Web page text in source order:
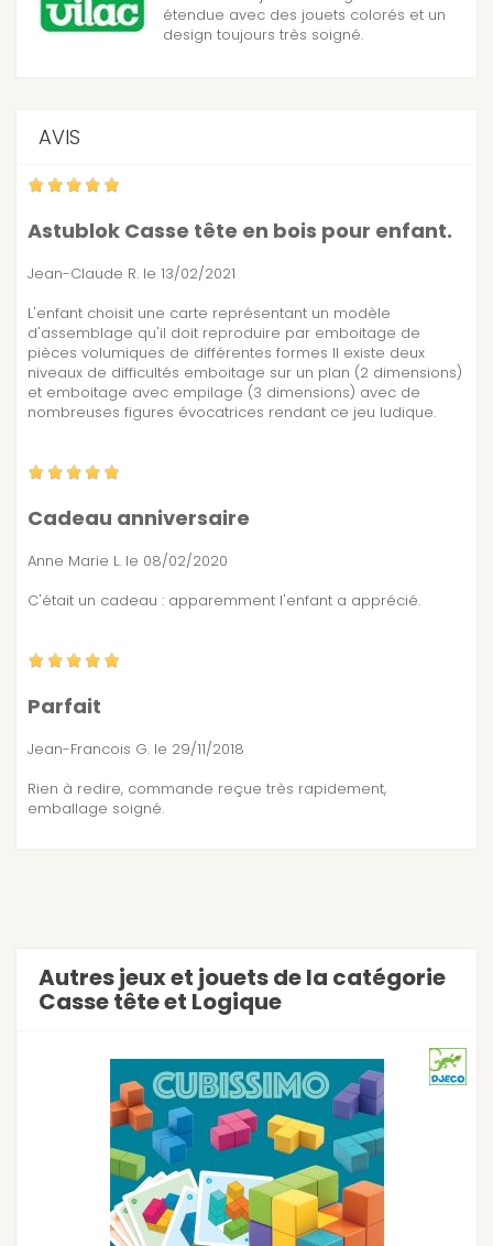
étendue avec des jouets colorés et un
design toujours très soigné.
AVIS
Astublok Casse tête en bois pour enfant.
Jean-Claude R. le 13/02/2021
L'enfant choisit une carte représentant un modèle
d'assemblage qu'il doit reproduire par emboitage de
pièces volumiques de différentes formes Il existe deux
niveaux de difficultés emboitage sur un plan (2 dimensions)
et emboitage avec empilage (3 dimensions) avec de
nombreuses figures évocatrices rendant ce jeu ludique.
Cadeau anniversaire
Anne Marie L. le 08/02/2020
C'était un cadeau : apparemment l'enfant a apprécié.
Parfait
Jean-Francois G. le 29/11/2018
Rien à redire, commande reçue très rapidement,
emballage soigné.
Autres jeux et jouets de la catégorie
Casse tête et Logique